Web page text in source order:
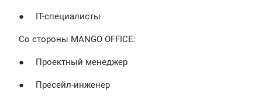
● IT-специалисты
Со стороны MANGO OFFICE:
● Проектный менеджер
● Пресейл-инженер